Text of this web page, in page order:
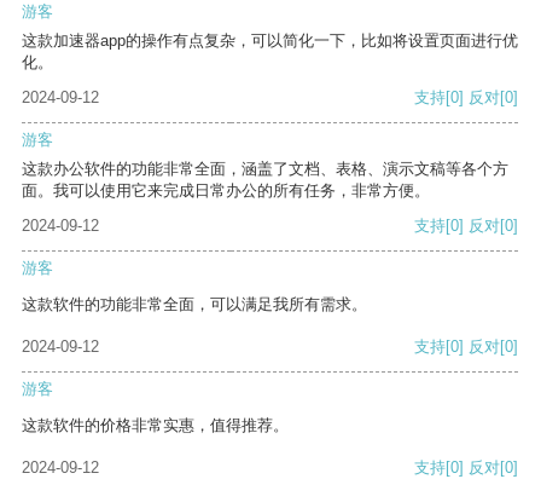
游客
这款加速器app的操作有点复杂，可以简化一下，比如将设置页面进行优
化。
2024-09-12
支持[0] 反对[0]
游客
这款办公软件的功能非常全面，涵盖了文档、表格、演示文稿等各个方
面。我可以使用它来完成日常办公的所有任务，非常方便。
2024-09-12
支持[0] 反对[0]
游客
这款软件的功能非常全面，可以满足我所有需求。
2024-09-12 支持[0] 反对[0]
游客
这款软件的价格非常实惠，值得推荐。
2024-09-12 支持[0] 反对[0]